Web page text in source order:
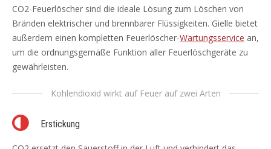
CO2-Feuerlöscher sind die ideale Lösung zum Löschen von
Bränden elektrischer und brennbarer Flüssigkeiten. Gielle bietet
außerdem einen kompletten Feuerlöscher-Wartungsservice an,
um die ordnungsgemäße Funktion aller Feuerlöschgeräte zu
gewährleisten.
Kohlendioxid wirkt auf Feuer auf zwei Arten
Erstickung